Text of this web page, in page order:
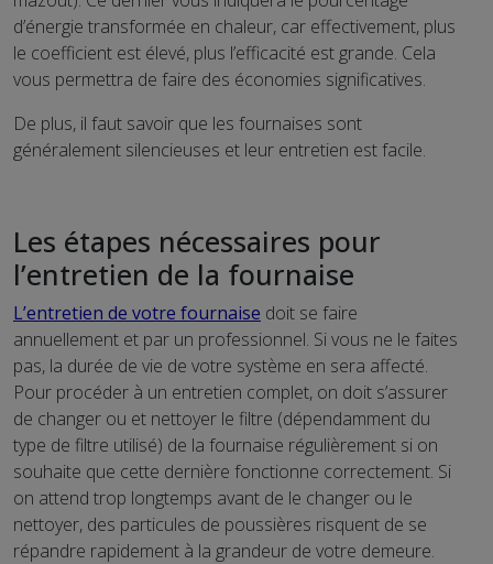
d’énergie transformée en chaleur, car effectivement, plus
le coefficient est élevé, plus l’efficacité est grande. Cela
vous permettra de faire des économies significatives.
De plus, il faut savoir que les fournaises sont
généralement silencieuses et leur entretien est facile.
Les étapes nécessaires pour
l’entretien de la fournaise
L’entretien de votre fournaise doit se faire
annuellement et par un professionnel. Si vous ne le faites
pas, la durée de vie de votre système en sera affecté.
Pour procéder à un entretien complet, on doit s’assurer
de changer ou et nettoyer le filtre (dépendamment du
type de filtre utilisé) de la fournaise régulièrement si on
souhaite que cette dernière fonctionne correctement. Si
on attend trop longtemps avant de le changer ou le
nettoyer, des particules de poussières risquent de se
répandre rapidement à la grandeur de votre demeure.